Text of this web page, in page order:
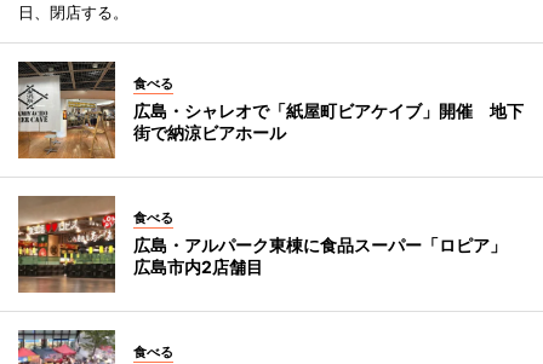
日、閉店する。
食べる
広島・シャレオで「紙屋町ビアケイブ」開催 地下
街で納涼ビアホール
食べる
広島・アルパーク東棟に食品スーパー「ロピア」
広島市内2店舗目
食べる